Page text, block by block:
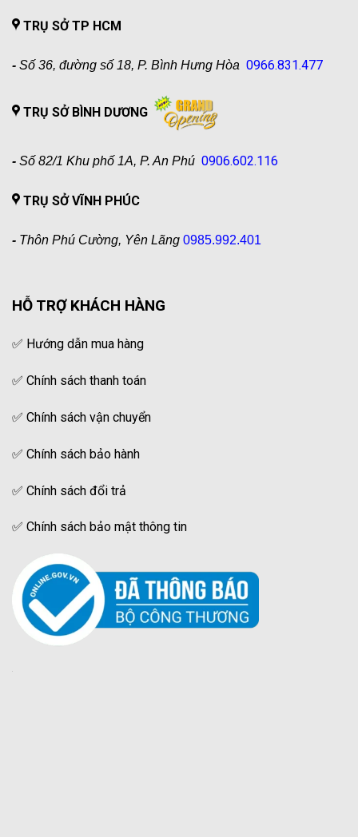
TRỤ SỞ TP HCM
- Số 36, đường số 18, P. Bình Hưng Hòa 0966.831.477
TRỤ SỞ BÌNH DƯƠNG
- Số 82/1 Khu phố 1A, P. An Phú 0906.602.116
TRỤ SỞ VĨNH PHÚC
- Thôn Phú Cường, Yên Lãng 0985.992.401
HỖ TRỢ KHÁCH HÀNG
✅ Hướng dẫn mua hàng
✅ Chính sách thanh toán
✅ Chính sách vận chuyển
✅ Chính sách bảo hành
✅ Chính sách đổi trả
✅ Chính sách bảo mật thông tin